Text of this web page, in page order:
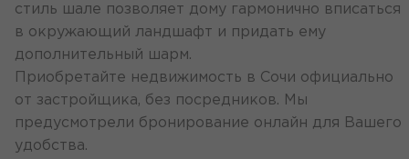
стиль шале позволяет дому гармонично вписаться
в окружающий ландшафт и придать ему
дополнительный шарм.
Приобретайте недвижимость в Сочи официально
от застройщика, без посредников. Мы
предусмотрели бронирование онлайн для Вашего
удобства.